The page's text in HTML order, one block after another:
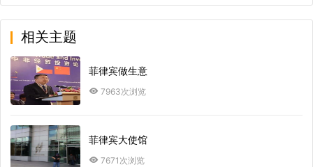
相关主题
菲律宾做生意
7963次浏览
菲律宾大使馆
7671次浏览